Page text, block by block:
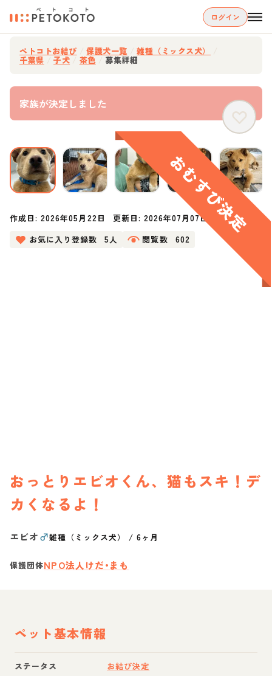
ログイン
ペトコトお結び 保護犬一覧 雑種（ミックス犬）
千葉県 子犬 茶色 募集詳細
家族が決定しました
作成日:2026年05月22日 更新日: 2026年07月07日
お気に入り登録数
5人 閲覧数 602
おっとりエビオくん、猫もスキ！デ
カくなるよ！
エビオ♂雑種（ミックス犬） /6ヶ月
保護団体NPO法人けだ•まも
ペット基本情報
ステータス お結び決定